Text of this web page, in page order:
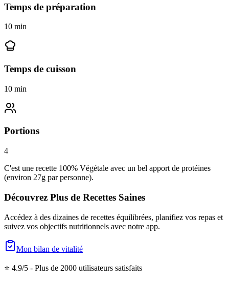
Temps de préparation
10 min
Temps de cuisson
10 min
Portions
4
C'est une recette 100% Végétale avec un bel apport de protéines
(environ 27g par personne).
Découvrez Plus de Recettes Saines
Accédez à des dizaines de recettes équilibrées, planifiez vos repas et
suivez vos objectifs nutritionnels avec notre app.
Mon bilan de vitalité
⭐ 4.9/5 - Plus de 2000 utilisateurs satisfaits